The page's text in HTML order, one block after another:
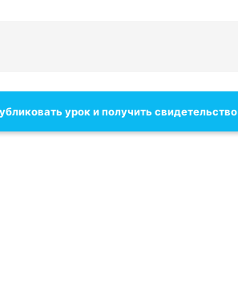
урок и получить свидетельство